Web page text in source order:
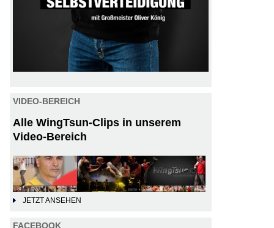
VIDEO-BEREICH
Alle WingTsun-Clips in unserem
Video-Bereich
JETZT ANSEHEN
FACEBOOK